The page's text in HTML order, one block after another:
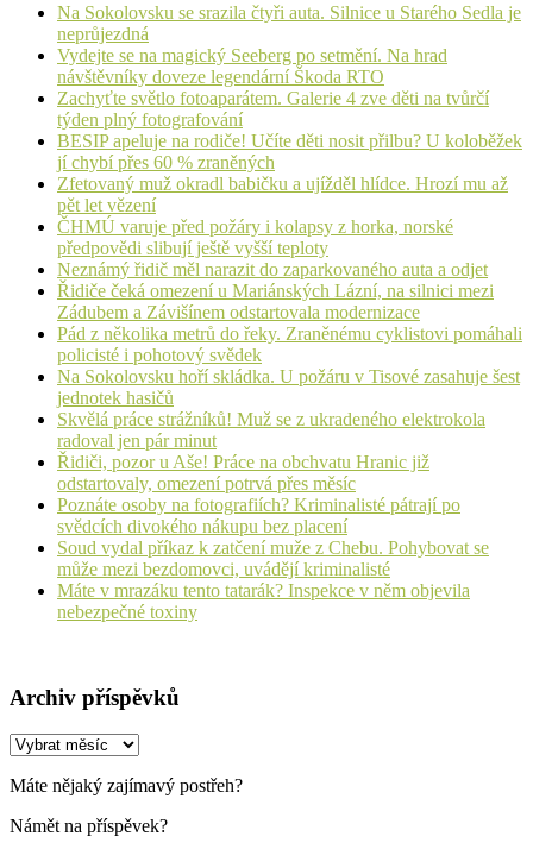
Na Sokolovsku se srazila čtyři auta. Silnice u Starého Sedla je
neprůjezdná
Vydejte se na magický Seeberg po setmění. Na hrad
návštěvníky doveze legendární Škoda RTO
Zachyťte světlo fotoaparátem. Galerie 4 zve děti na tvůrčí
týden plný fotografování
BESIP apeluje na rodiče! Učíte děti nosit přilbu? U koloběžek
jí chybí přes 60 % zraněných
Zfetovaný muž okradl babičku a ujížděl hlídce. Hrozí mu až
pět let vězení
ČHMÚ varuje před požáry i kolapsy z horka, norské
předpovědi slibují ještě vyšší teploty
Neznámý řidič měl narazit do zaparkovaného auta a odjet
Řidiče čeká omezení u Mariánských Lázní, na silnici mezi
Zádubem a Závišínem odstartovala modernizace
Pád z několika metrů do řeky. Zraněnému cyklistovi pomáhali
policisté i pohotový svědek
Na Sokolovsku hoří skládka. U požáru v Tisové zasahuje šest
jednotek hasičů
Skvělá práce strážníků! Muž se z ukradeného elektrokola
radoval jen pár minut
Řidiči, pozor u Aše! Práce na obchvatu Hranic již
odstartovaly, omezení potrvá přes měsíc
Poznáte osoby na fotografiích? Kriminalisté pátrají po
svědcích divokého nákupu bez placení
Soud vydal příkaz k zatčení muže z Chebu. Pohybovat se
může mezi bezdomovci, uvádějí kriminalisté
Máte v mrazáku tento tatarák? Inspekce v něm objevila
nebezpečné toxiny
Archiv příspěvků
Archiv
Máte nějaký zajímavý postřeh?
Námět na příspěvek?